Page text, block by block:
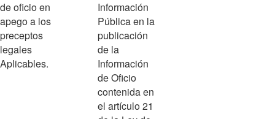
de oficio en
apego a los
preceptos
legales
Aplicables.
Información
Pública en la
publicación
de la
Información
de Oficio
contenida en
el artículo 21